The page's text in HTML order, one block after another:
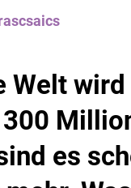
Welt
es